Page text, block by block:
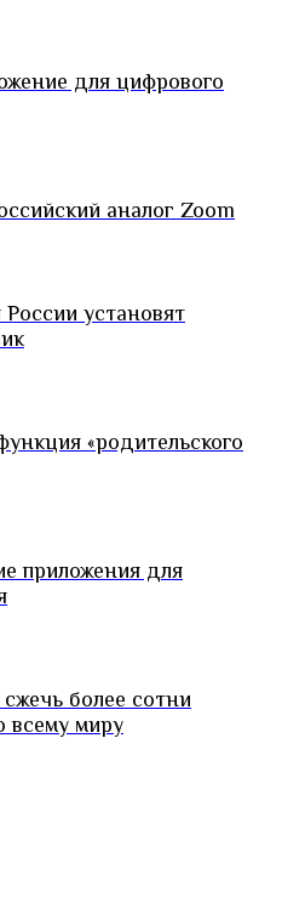
для цифрового
аналог Zoom
установят
«родительского
приложения для
более сотни
всему миру